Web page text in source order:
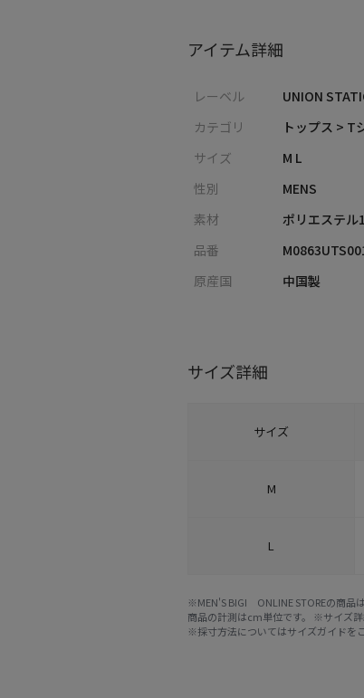
アイテム詳細
レーベル
UNION
カテゴリ
トップス > T
サイズ
M L
性別
MENS
素材
ポリエステ
品番
原産国
中国製
サイズ詳細
サイズ
M
L
※MEN'S BIGI ONLINE STOREの商品
商品の計測はcm単位です。 ※サイズ詳
※採寸方法についてはサイズガイドを